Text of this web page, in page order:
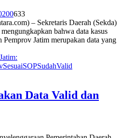
0633
– Sekretaris Daerah (Sekda)
bahwa data kasus
Jatim merupakan data yang
Jatim:
SesuaiSOPSudahValid
Data Valid dan